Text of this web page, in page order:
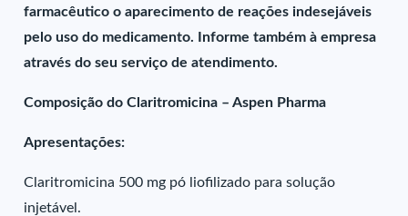
farmacêutico o aparecimento de reações indesejáveis
pelo uso do medicamento. Informe também à empresa
através do seu serviço de atendimento.
Composição do Claritromicina – Aspen Pharma
Apresentações:
Claritromicina 500 mg pó liofilizado para solução
injetável.